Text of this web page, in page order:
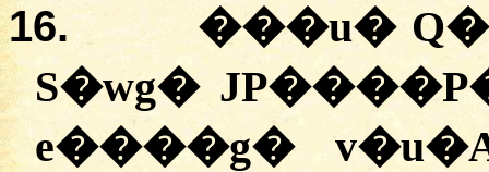
16.
���u�
S�wg�
e����g�